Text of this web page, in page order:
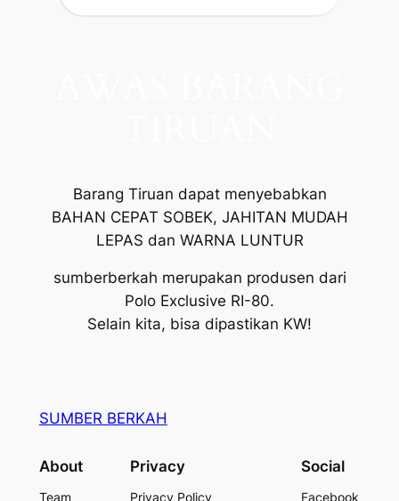
Barang Tiruan dapat menyebabkan
BAHAN CEPAT SOBEK, JAHITAN MUDAH
LEPAS dan WARNA LUNTUR
sumberberkah merupakan produsen dari
Polo Exclusive RI-80.
Selain kita, bisa dipastikan KW!
SUMBER BERKAH
About
Team
Privacy
Privacy Policy
Social
Facebook